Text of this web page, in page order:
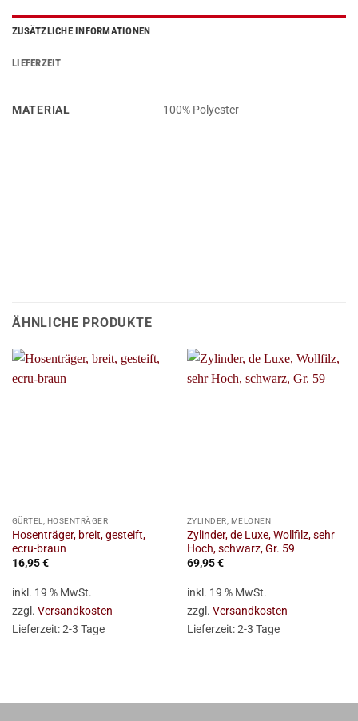
ZUSÄTZLICHE INFORMATIONEN
LIEFERZEIT
MATERIAL 100% Polyester
ÄHNLICHE PRODUKTE
GÜRTEL, HOSENTRÄGER
Hosenträger, breit, gesteift,
ecru-braun
16,95€
inkl. 19 % MwSt.
zzgl. Versandkosten
Lieferzeit:2-3 Tage
ZYLINDER, MELONEN
Zylinder, de Luxe, Wollfilz, sehr
Hoch, schwarz, Gr. 59
69,95€
inkl. 19 % MwSt.
zzgl. Versandkosten
Lieferzeit:2-3 Tage